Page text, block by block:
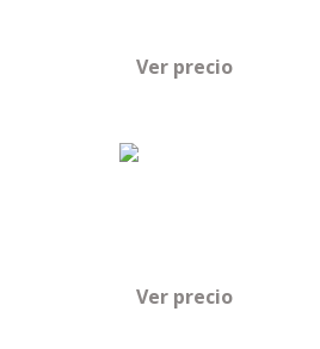
Ver precio
Ver precio